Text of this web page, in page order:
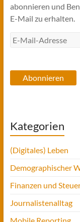
abonnieren und
E-Mail zu erhalten.
E-
Abonnieren
Kategorien
(Digitales) Leben
Demographischer
Finanzen und
Journalistenalltag
Mobile Reporting